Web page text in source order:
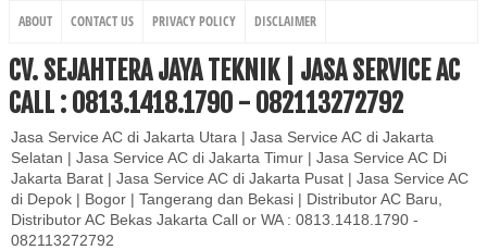
ABOUT CONTACT US PRIVACY POLICY DISCLAIMER
CV. SEJAHTERA JAYA TEKNIK | JASA SERVICE AC
CALL : 0813.1418.1790 - 082113272792
Jasa Service AC di Jakarta Utara | Jasa Service AC di Jakarta
Selatan | Jasa Service AC di Jakarta Timur | Jasa Service AC Di
Jakarta Barat | Jasa Service AC di Jakarta Pusat | Jasa Service AC
di Depok | Bogor | Tangerang dan Bekasi | Distributor AC Baru,
Distributor AC Bekas Jakarta Call or WA : 0813.1418.1790 -
082113272792